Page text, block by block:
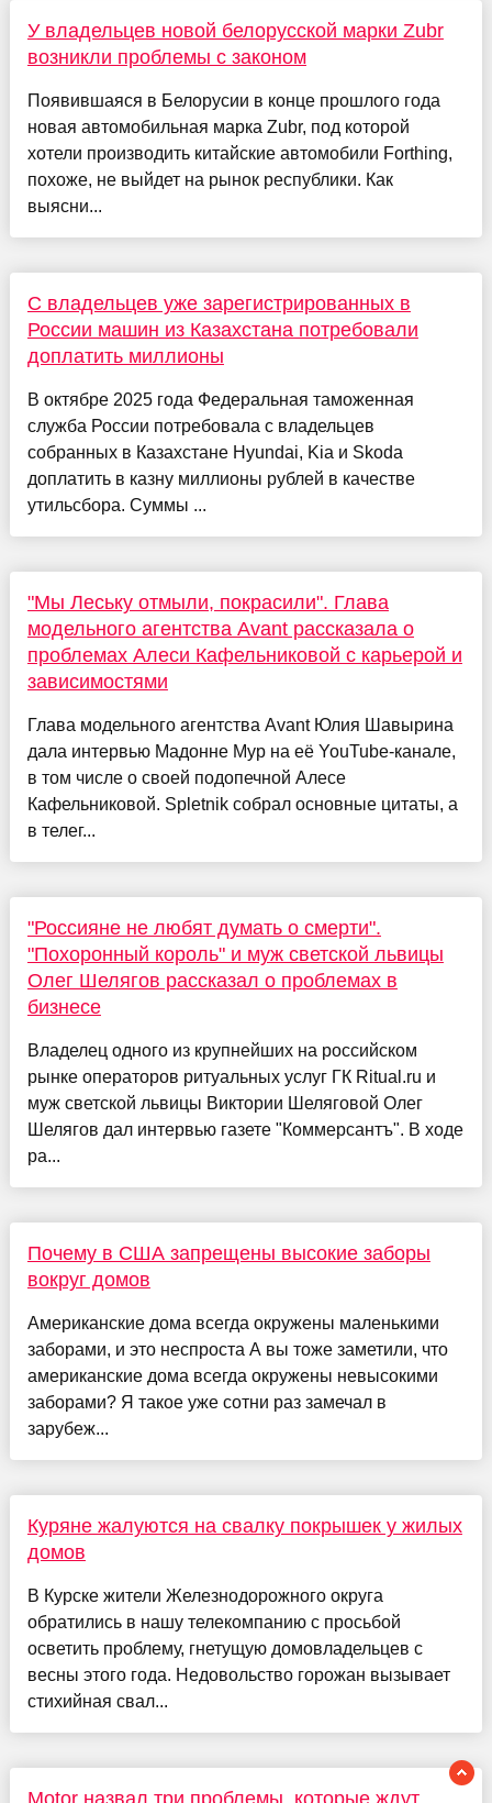
У владельцев новой белорусской марки Zubr
возникли проблемы с законом
Появившаяся в Белорусии в конце прошлого года
новая автомобильная марка Zubr, под которой
хотели производить китайские автомобили Forthing,
похоже, не выйдет на рынок республики. Как
выясни...
С владельцев уже зарегистрированных в
России машин из Казахстана потребовали
доплатить миллионы
В октябре 2025 года Федеральная таможенная
служба России потребовала с владельцев
собранных в Казахстане Hyundai, Kia и Skoda
доплатить в казну миллионы рублей в качестве
утильсбора. Суммы ...
"Мы Леську отмыли, покрасили". Глава
модельного агентства Avant рассказала о
проблемах Алеси Кафельниковой с карьерой и
зависимостями
Глава модельного агентства Avant Юлия Шавырина
дала интервью Мадонне Мур на её YouTube-канале,
в том числе о своей подопечной Алесе
Кафельниковой. Spletnik собрал основные цитаты, а
в телег...
"Россияне не любят думать о смерти".
"Похоронный король" и муж светской львицы
Олег Шелягов рассказал о проблемах в
бизнесе
Владелец одного из крупнейших на российском
рынке операторов ритуальных услуг ГК Ritual.ru и
муж светской львицы Виктории Шеляговой Олег
Шелягов дал интервью газете "Коммерсантъ". В ходе
ра...
Почему в США запрещены высокие заборы
вокруг домов
Американские дома всегда окружены маленькими
заборами, и это неспроста А вы тоже заметили, что
американские дома всегда окружены невысокими
заборами? Я такое уже сотни раз замечал в
зарубеж...
Куряне жалуются на свалку покрышек у жилых
домов
В Курске жители Железнодорожного округа
обратились в нашу телекомпанию с просьбой
осветить проблему, гнетущую домовладельцев с
весны этого года. Недовольство горожан вызывает
стихийная свал...
Motor назвал три проблемы, которые ждут